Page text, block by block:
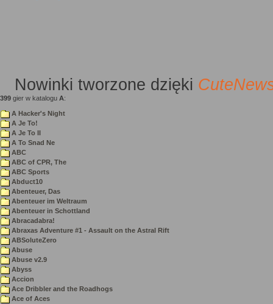
Nowinki tworzone dzięki
399 gier w katalogu A:
A Hacker's Night
A Je To!
A Je To II
A To Snad Ne
ABC
ABC of CPR, The
ABC Sports
Abduct10
Abenteuer, Das
Abenteuer im Weltraum
Abenteuer in Schottland
Abracadabra!
Abraxas Adventure #1 - Assault on the Astral Rift
ABSoluteZero
Abuse
Abuse v2.9
Abyss
Accion
Ace Dribbler and the Roadhogs
Ace of Aces